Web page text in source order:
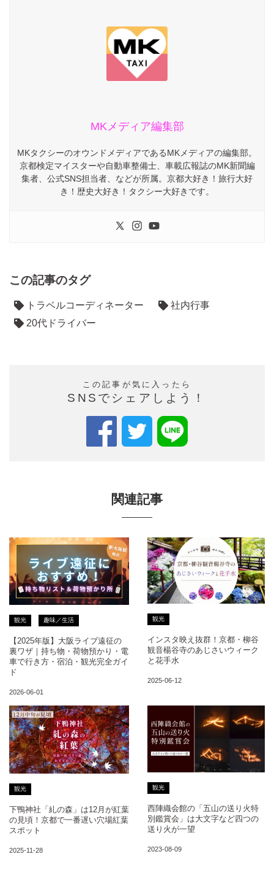
MKメディア編集部
MKタクシーのオウンドメディアであるMKメディアの編集部。
京都検定マイスターや自動車整備士、車載広報誌のMK新聞編
集者、公式SNS担当者、などが所属。京都大好き！旅行大好
き！歴史大好き！タクシー大好きです。
この記事のタグ
トラベルコーディネーター
社内行事
20代ドライバー
この記事が気に入ったら
SNSでシェアしよう！
関連記事
観光 趣味／生活
【2025年版】大阪ライブ遠征の
裏ワザ｜持ち物・荷物預かり・電
車で行き方・宿泊・観光完全ガイ
ド
2026-06-01
観光
インスタ映え抜群！京都・柳谷
観音楊谷寺のあじさいウィーク
と花手水
2025-06-12
観光
下鴨神社「糺の森」は12月が紅葉
の見頃！京都で一番遅い穴場紅葉
スポット
2025-11-28
観光
西陣織会館の「五山の送り火特
別鑑賞会」は大文字など四つの
送り火が一望
2023-08-09